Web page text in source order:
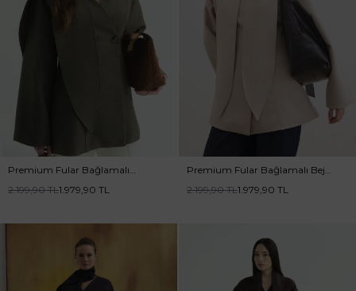
Premium Fular Bağlamalı
Vizon Ceket
2.199,90TL1.979,90 TL
Premium Fular Bağlamalı Bej
Ceket
2.199,90TL1.979,90 TL